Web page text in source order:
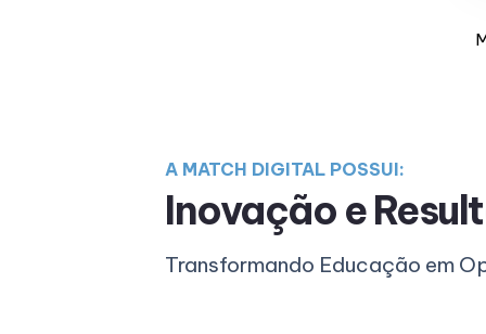
A MATCH DIGITAL POSSUI:
Inovação e
Transformando Educação em